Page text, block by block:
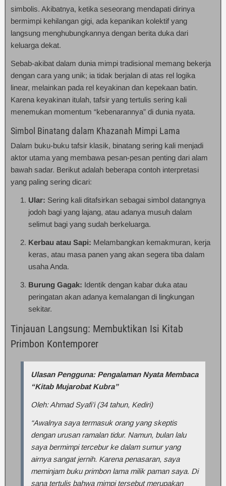
simbolis. Akibatnya, ketika seseorang mendapati dirinya
bermimpi kehilangan gigi, ada kepanikan kolektif yang
langsung menghubungkannya dengan berita duka dari
keluarga dekat.
Sebab-akibat dalam dunia mimpi tradisional memang bekerja
dengan cara yang unik; ia tidak berjalan di atas rel logika
linear, melainkan pada rel keyakinan dan kepekaan batin.
Karena keyakinan itulah, tafsir yang tertulis sering kali
menemukan momentum “kebenarannya” di dunia nyata.
Simbol Binatang dalam Khazanah Mimpi Lama
Dalam buku-buku tafsir klasik, binatang sering kali menjadi
aktor utama yang membawa pesan-pesan penting dari alam
bawah sadar. Berikut adalah beberapa contoh interpretasi
yang paling sering dicari:
Ular: Sering kali ditafsirkan sebagai simbol datangnya
jodoh bagi yang lajang, atau adanya musuh dalam
selimut bagi yang sudah berkeluarga.
Kerbau atau Sapi: Melambangkan kemakmuran, kerja
keras, atau masa panen yang akan segera tiba dalam
usaha Anda.
Burung Gagak: Identik dengan kabar duka atau
peringatan akan adanya kemalangan di lingkungan
sekitar.
Tinjauan Langsung: Membuktikan Isi Kitab
Primbon Kontemporer
Ulasan Pengguna: Pengalaman Nyata Membaca
“Kitab Mujarobat Kubra”
Oleh: Ahmad Syafi’i (34 tahun, Kediri)
“Awalnya saya termasuk orang yang skeptis
dengan urusan ramalan tidur. Namun, bulan lalu
saya bermimpi tercebur ke dalam sumur yang
airnya sangat jernih. Karena penasaran, saya
meminjam buku primbon lama milik paman saya. Di
sana tertulis bahwa mimpi tersebut merupakan